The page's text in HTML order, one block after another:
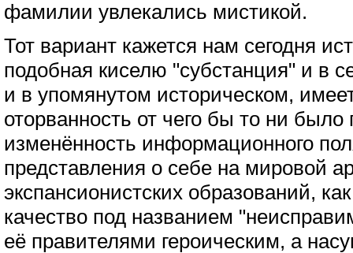
фамилии увлекались мистикой.
Тот вариант кажется нам сегодня
подобная киселю "субстанция" и в
и в упомянутом историческом,
оторванность от чего бы то ни было
изменённость информационного
представления о себе на мировой
экспансионистских образований,
качество под названием
её правителями героическим, а